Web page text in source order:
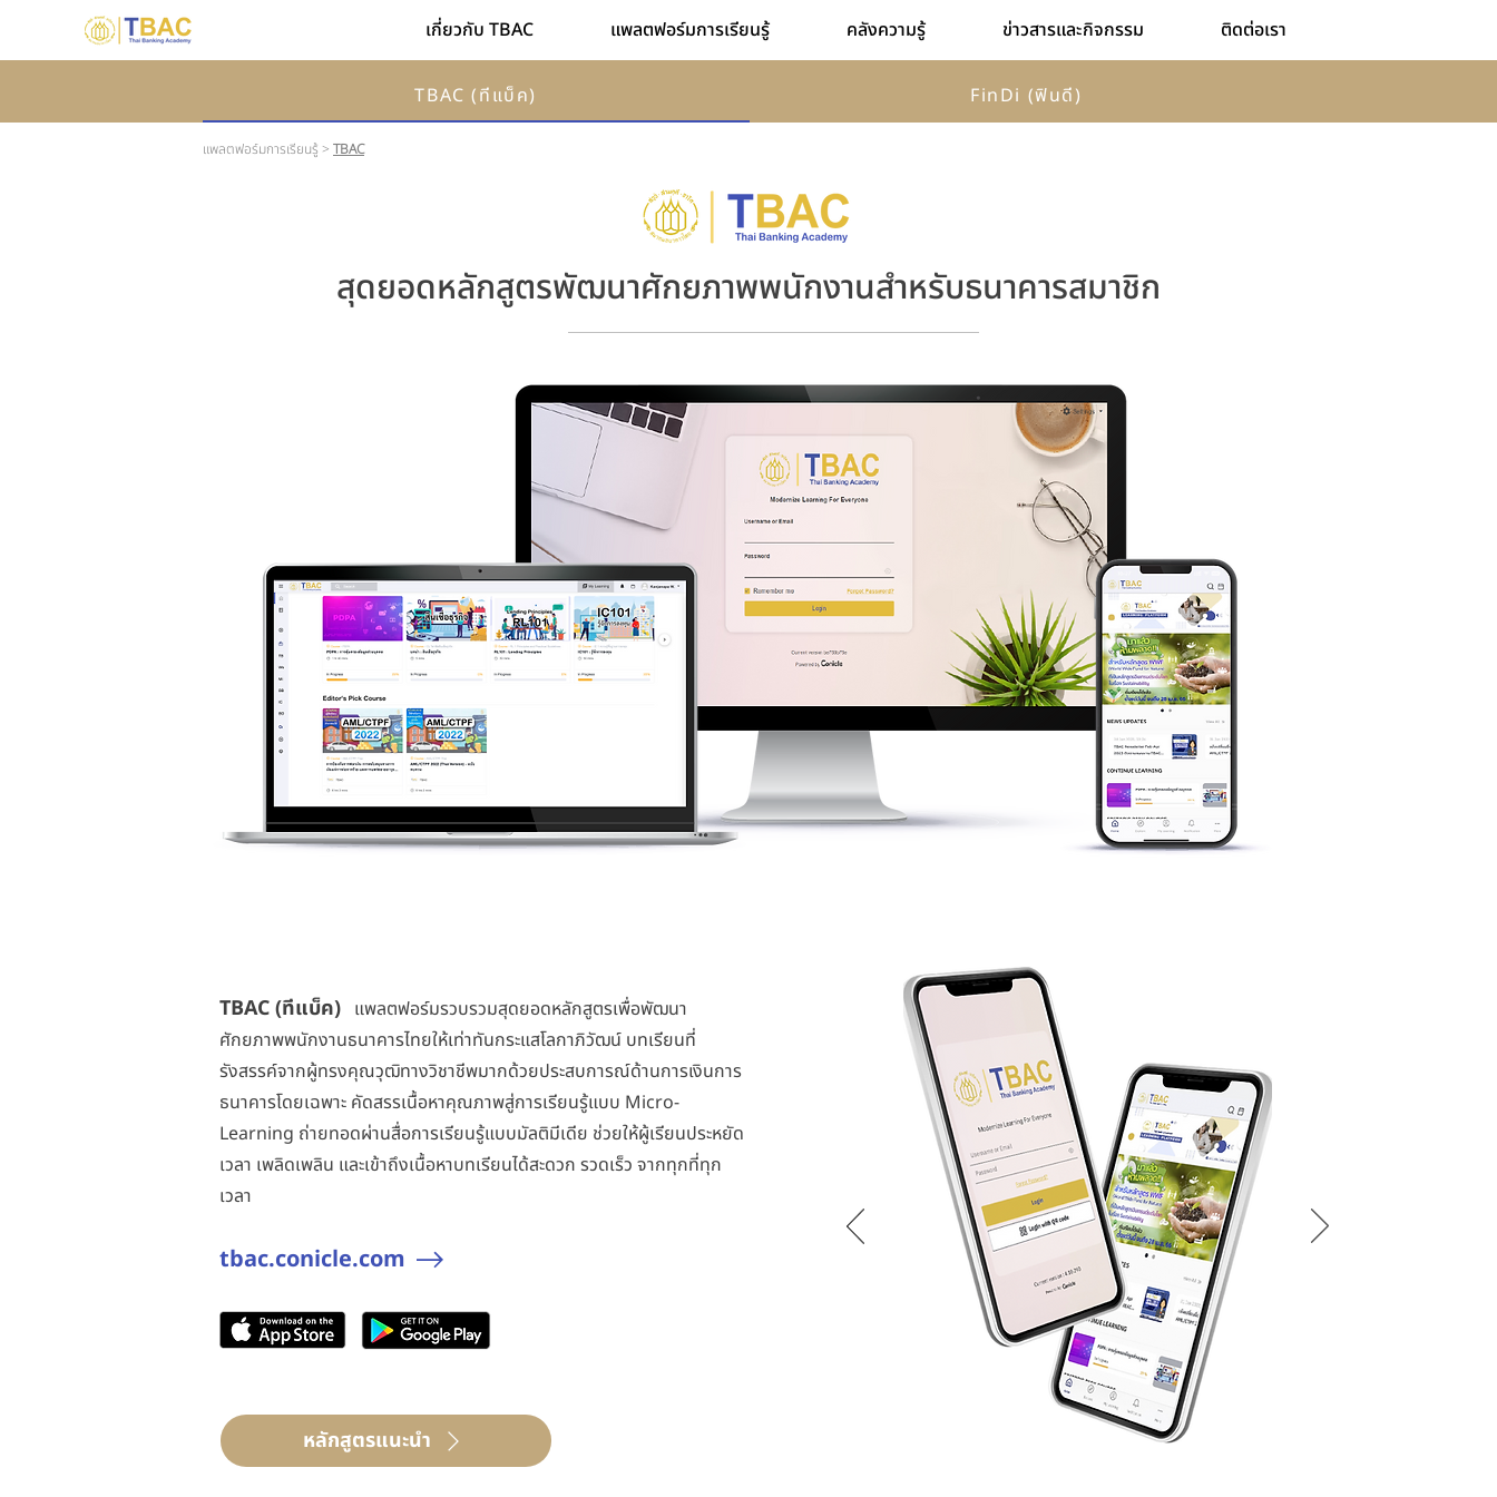
เกี่ยวกับ TBAC แพลตฟอร์มการเรียนรู้ คลังความรู้ ข่าวสารและกิจกรรม ติดต่อเรา
TBAC (ทีแบ็ค) FinDi (ฟินดี)
แพลตฟอร์มการเรียนรู้ > TBAC
สุดยอดหลักสูตรพัฒนาศักยภาพพนักงานสำหรับธนาคารสมาชิก
TBAC (ทีแบ็ค) แพลตฟอร์มรวบรวมสุดยอดหลักสูตรเพื่อพัฒนา
ศักยภาพพนักงานธนาคารไทยให้เท่าทันกระแสโลกาภิวัฒน์ บทเรียนที่
รังสรรค์จากผู้ทรงคุณวุฒิทางวิชาชีพมากด้วยประสบการณ์ด้านการเงินการ
ธนาคารโดยเฉพาะ คัดสรรเนื้อหาคุณภาพสู่การเรียนรู้แบบ Micro-
Learning ถ่ายทอดผ่านสื่อการเรียนรู้แบบมัลติมีเดีย ช่วยให้ผู้เรียนประหยัด
เวลา เพลิดเพลิน และเข้าถึงเนื้อหาบทเรียนได้สะดวก รวดเร็ว จากทุกที่ทุก
เวลา
tbac.conicle.com
หลักสูตรแนะนำ